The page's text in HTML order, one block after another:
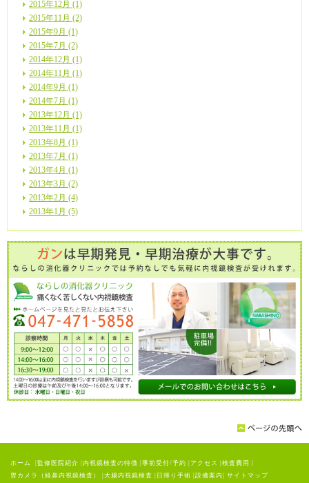
2015年12月 (1)
2015年11月 (2)
2015年9月 (1)
2015年7月 (2)
2014年12月 (1)
2014年11月 (1)
2014年9月 (1)
2014年7月 (1)
2013年12月 (1)
2013年11月 (1)
2013年8月 (1)
2013年7月 (1)
2013年4月 (1)
2013年3月 (2)
2013年2月 (4)
2013年1月 (5)
ホーム 監修医院紹介 内視鏡検査の特徴 事前受付/予約 アクセス 検査費用
胃カメラ（経鼻内視鏡検査）
大腸内視鏡検査 日帰り手術 設備案内 サイトマップ